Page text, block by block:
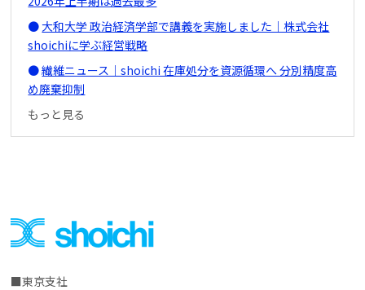
大和大学 政治経済学部で講義を実施しました｜株式会社
shoichiに学ぶ経営戦略
繊維ニュース｜shoichi 在庫処分を資源循環へ 分別精度高
め廃棄抑制
もっと見る
東京支社